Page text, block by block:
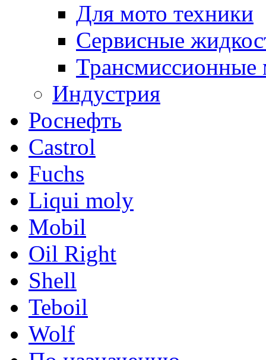
Для мото техники
Сервисные
Трансмиссионные
Индустрия
Роснефть
Castrol
Fuchs
Liqui moly
Mobil
Oil Right
Shell
Teboil
Wolf